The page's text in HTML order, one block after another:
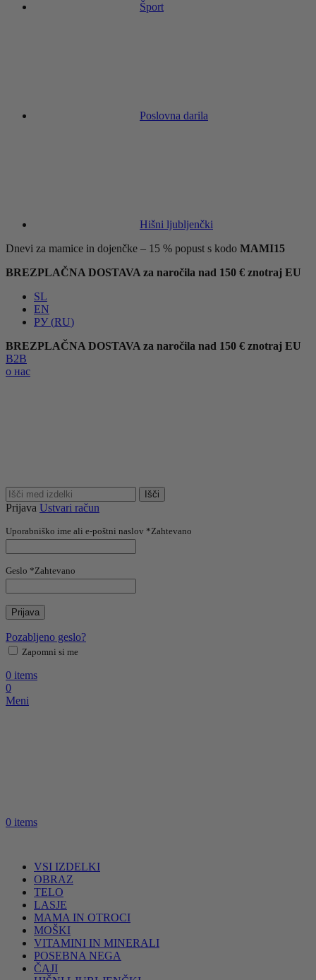
Šport
Poslovna darila
Hišni ljubljenčki
Dnevi za mamice in dojenčke – 15 % popust s kodo MAMI15
BREZPLAČNA DOSTAVA za naročila nad 150 € znotraj EU
SL
EN
РУ (RU)
BREZPLAČNA DOSTAVA za naročila nad 150 € znotraj EU
B2B
о нас
Išči
Prijava Ustvari račun
Uporabniško ime ali e-poštni naslov *Zahtevano
Geslo *Zahtevano
Prijava
Pozabljeno geslo?
Zapomni si me
0 items
0
Meni
0 items
VSI IZDELKI
OBRAZ
TELO
LASJE
MAMA IN OTROCI
MOŠKI
VITAMINI IN MINERALI
POSEBNA NEGA
ČAJI